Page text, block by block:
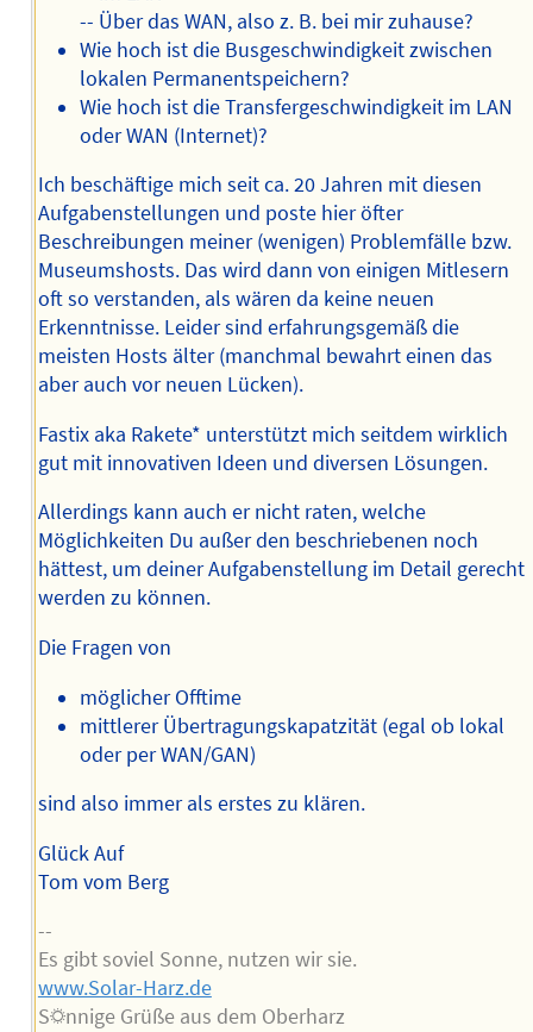
-- Über das WAN, also z. B. bei mir zuhause?
Wie hoch ist die Busgeschwindigkeit zwischen
lokalen Permanentspeichern?
Wie hoch ist die Transfergeschwindigkeit im LAN
oder WAN (Internet)?
Ich beschäftige mich seit ca. 20 Jahren mit diesen
Aufgabenstellungen und poste hier öfter
Beschreibungen meiner (wenigen) Problemfälle bzw.
Museumshosts. Das wird dann von einigen Mitlesern
oft so verstanden, als wären da keine neuen
Erkenntnisse. Leider sind erfahrungsgemäß die
meisten Hosts älter (manchmal bewahrt einen das
aber auch vor neuen Lücken).
Fastix aka Rakete* unterstützt mich seitdem wirklich
gut mit innovativen Ideen und diversen Lösungen.
Allerdings kann auch er nicht raten, welche
Möglichkeiten Du außer den beschriebenen noch
hättest, um deiner Aufgabenstellung im Detail gerecht
werden zu können.
Die Fragen von
möglicher Offtime
mittlerer Übertragungskapatzität (egal ob lokal
oder per WAN/GAN)
sind also immer als erstes zu klären.
Glück Auf
Tom vom Berg
--
Es gibt soviel Sonne, nutzen wir sie.
www.Solar-Harz.de
S☼nnige Grüße aus dem Oberharz